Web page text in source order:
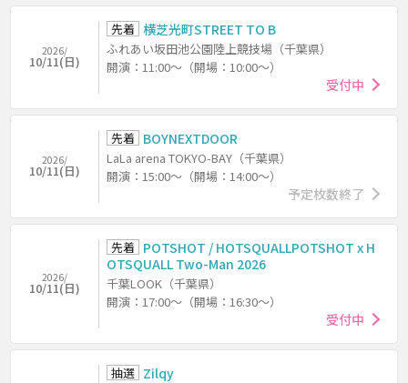
2026/
10/11(日)
先着 横芝光町STREET TO B
ふれあい坂田池公園陸上競技場（千葉県）
開演：11:00～（開場：10:00～）
受付中
2026/
10/11(日)
先着 BOYNEXTDOOR
LaLa arena TOKYO-BAY（千葉県）
開演：15:00～（開場：14:00～）
予定枚数終了
2026/
10/11(日)
先着 POTSHOT / HOTSQUALLPOTSHOT x H
OTSQUALL Two-Man 2026
千葉LOOK（千葉県）
開演：17:00～（開場：16:30～）
受付中
抽選 Zilqy